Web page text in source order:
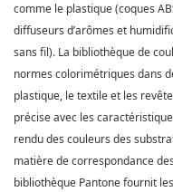
comme le plastique (coques
diffuseurs d’arômes et
sans fil). La bibliothèque de
normes colorimétriques dans
plastique, le textile et les
précise avec les
rendu des couleurs des
matière de correspondance
bibliothèque Pantone fournit